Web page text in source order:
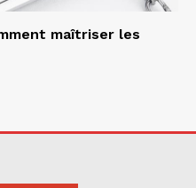
maîtriser les